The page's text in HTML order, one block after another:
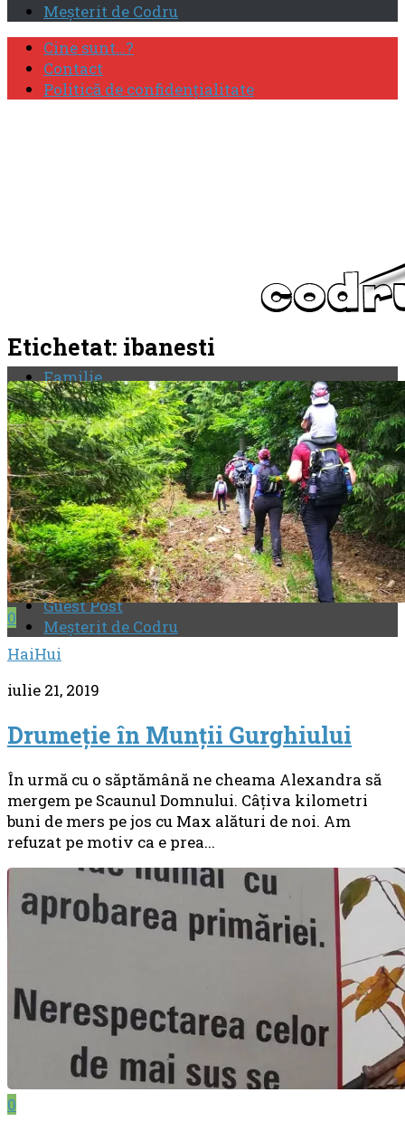
Meşterit de Codru
Cine sunt…?
Contact
Politică de confidenţialitate
Familie
Personal
Competiţii
evenimente
Interviu
Reportaj
Social
HaiHui
Aventurile lui MAXimilian
Gospodar amator
Politică de confidenţialitate
Guest Post
Meşterit de Codru
Etichetat: ibanesti
0
HaiHui
iulie 21, 2019
Drumeție în Munții Gurghiului
În urmă cu o săptămână ne cheama Alexandra să
mergem pe Scaunul Domnului. Câțiva kilometri
buni de mers pe jos cu Max alături de noi. Am
refuzat pe motiv ca e prea...
0